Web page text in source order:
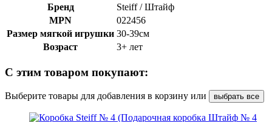
Бренд
Steiff / Штайф
MPN
022456
Размер мягкой игрушки 30-39см
Возраст
3+ лет
С этим товаром покупают:
Выберите товары для добавления в корзину или выбрать все